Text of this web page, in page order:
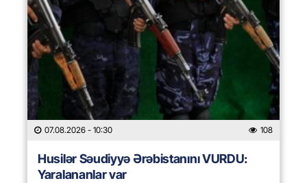
07.08.2026 - 10:30 108
Husilər Səudiyyə Ərəbistanını VURDU:
Yaralananlar var